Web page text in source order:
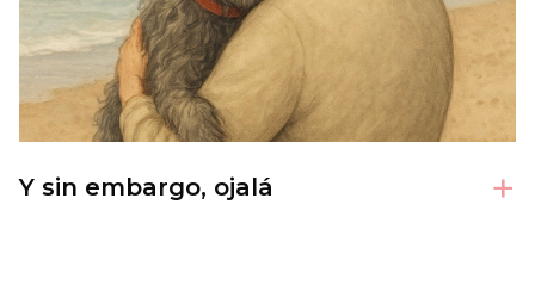
Y sin embargo, ojalá +